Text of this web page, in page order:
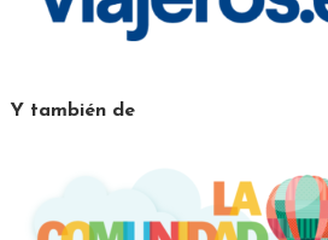
Y también de